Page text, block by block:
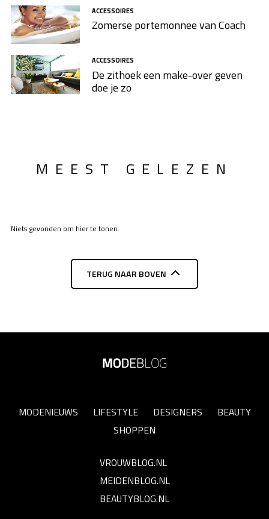
ACCESSOIRES
Zomerse portemonnee van Coach
ACCESSOIRES
De zithoek een make-over geven
doe je zo
MEEST GELEZEN
Niets gevonden om hier te tonen.
TERUG NAAR BOVEN
MODENIEUWS LIFESTYLE DESIGNERS
BEAUTY
SHOPPEN
VROUWBLOG.NL
MEIDENBLOG.NL
BEAUTYBLOG.NL